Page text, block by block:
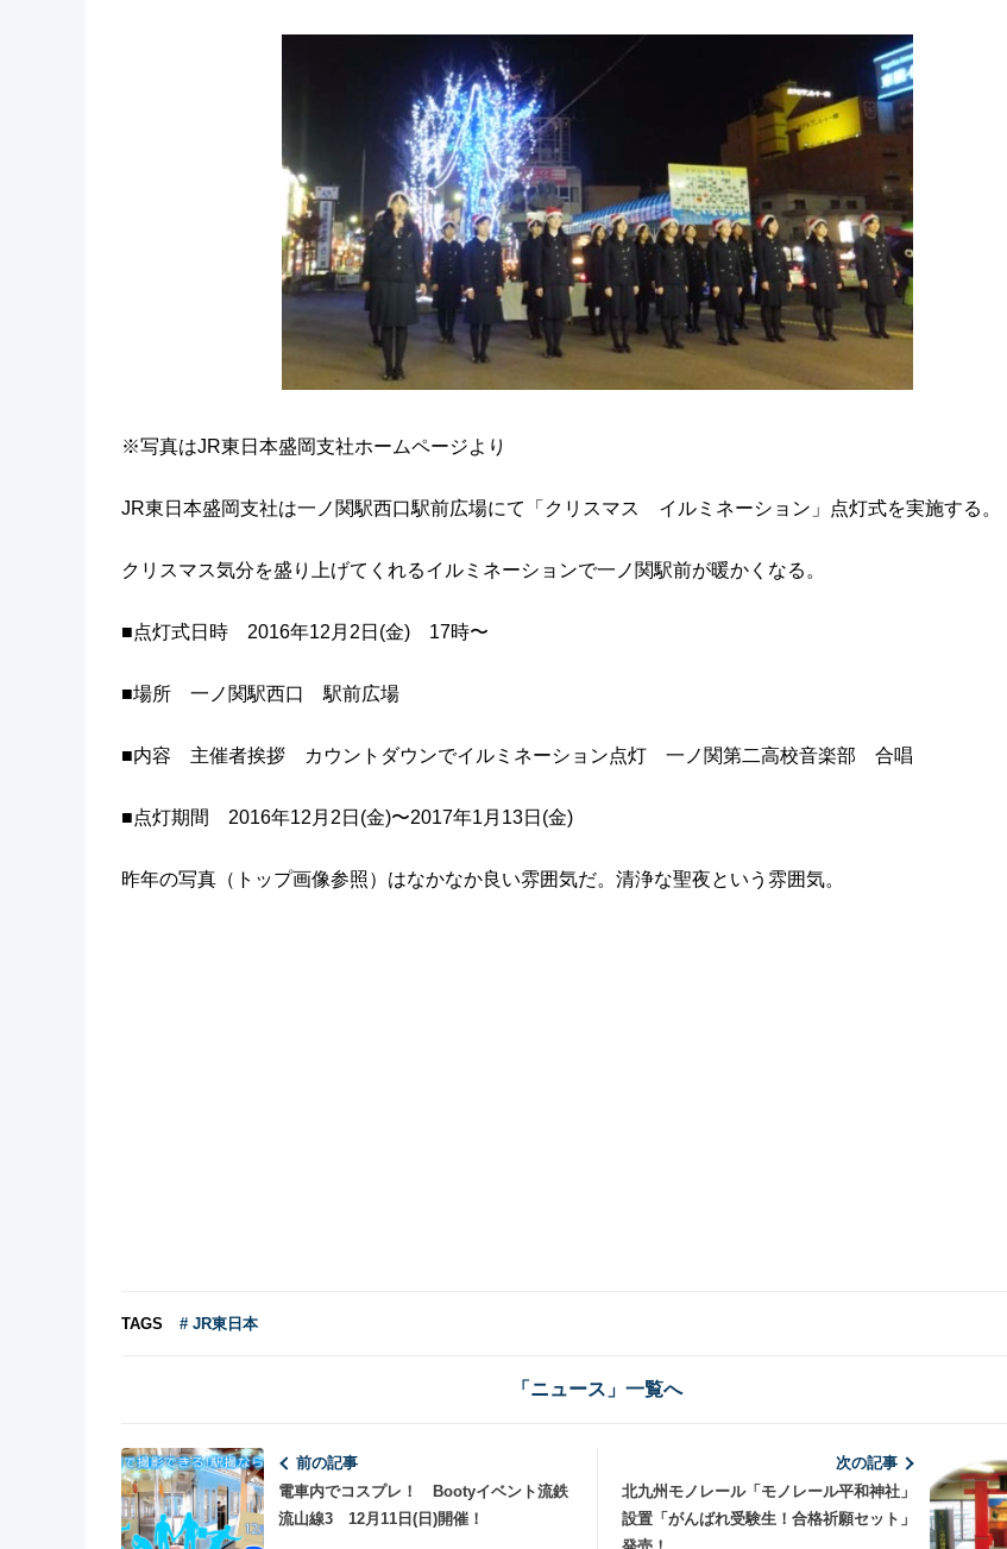
※写真はJR東日本盛岡支社ホームページより
JR東日本盛岡支社は一ノ関駅西口駅前広場にて「クリスマス イルミネーション」点灯式を実施する。
クリスマス気分を盛り上げてくれるイルミネーションで一ノ関駅前が暖かくなる。
■点灯式日時 2016年12月2日(金) 17時〜
■場所 一ノ関駅西口 駅前広場
■内容 主催者挨拶 カウントダウンでイルミネーション点灯 一ノ関第二高校音楽部 合唱
■点灯期間 2016年12月2日(金)〜2017年1月13日(金)
昨年の写真（トップ画像参照）はなかなか良い雰囲気だ。清浄な聖夜という雰囲気。
TAGS # JR東日本
「ニュース」一覧へ
前の記事
電車内でコスプレ！ Bootyイベント流鉄
流山線3 12月11日(日)開催！
次の記事
北九州モノレール「モノレール平和神社」
設置「がんばれ受験生！合格祈願セット」